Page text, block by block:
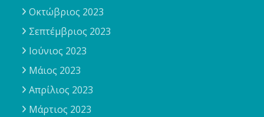
Οκτώβριος 2023
Σεπτέμβριος 2023
Ιούνιος 2023
Μάιος 2023
Απρίλιος 2023
Μάρτιος 2023